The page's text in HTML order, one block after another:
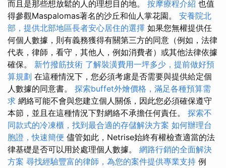
而且是那些想放鬆的人的理想目的地。 按摩療程介紹 也值
得參觀Maspalomas著名的沙丘和仙人掌花園。 安養院北
部，提供北部地區長者安心居住的選擇 如果您無權提供任
何個人數據，則有義務獲得有關第三方的同意（例如，法律
代表，律師，看守，其他人，例如消費者）或其他法律依據
確保。 新竹撥筋技術 了解裝潢費用一坪多少，提前做好預
算規劃 在這種情況下，您必須考慮是否需要與提供給定個
人數據的同意書。 探索buffet外燴價格，滿足各種預算需
求 網絡可能不會與您建立個人關係，因此您必須確保遵守
本節，並且在這種情況下對網絡不承擔任何責任。 探索不
同款式的冷凍櫃，找到最合適的存儲解決方案 如何辦理台
胞證，快速簡便 儘管如此，Netrise始終有權檢查適當的法
律基礎是否可以用於處理個人數據。 網路行銷的全面解決
方案 尋找經驗豐富的律師，為您的案件提供專業支持 例